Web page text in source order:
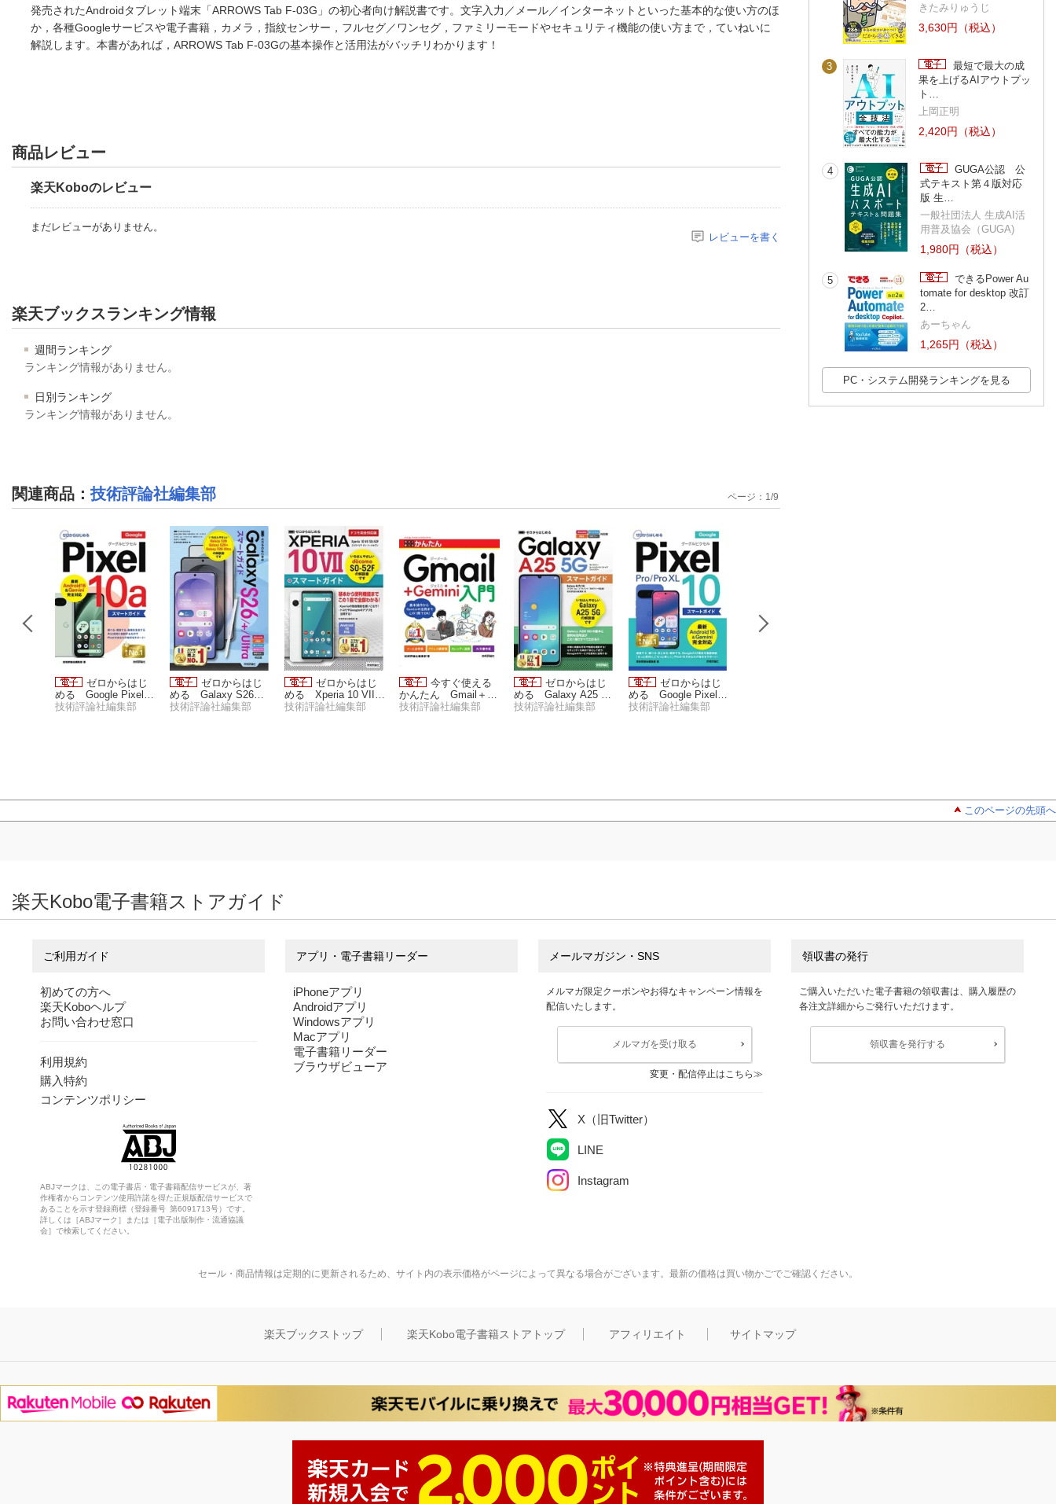
発売されたAndroidタブレット端末「ARROWS Tab F-03G」の初心者向け解説書です。文字入力／メール／インターネットといった基本的な使い方のほ
か，各種Googleサービスや電子書籍，カメラ，指紋センサー，フルセグ／ワンセグ，ファミリーモードやセキュリティ機能の使い方まで，ていねいに
解説します。本書があれば，ARROWS Tab F-03Gの基本操作と活用法がバッチリわかります！
商品レビュー
楽天Koboのレビュー
まだレビューがありません。
レビューを書く
楽天ブックスランキング情報
週間ランキング
ランキング情報がありません。
日別ランキング
ランキング情報がありません。
関連商品 ： 技術評論社編集部
ゼロからはじ
める Google Pixel 1
0a スマートガイド
技術評論社編集部
ゼロからはじ
める Galaxy S26／
S26+／S26 Ultra スマ
技術評論社編集部
ゼロからはじ
める Xperia 10 VII S
O-52F スマートガイ
技術評論社編集部
今すぐ使える
かんたん Gmail＋G
emini入門
技術評論社編集部
ゼロからはじ
める Galaxy A25 5G
スマートガイド
技術評論社編集部
ゼロからはじ
める Google Pixel 1
0／10 Pro／10 Pro X
技術評論社編集部
ページ： 1 /9
きたみりゅうじ
3,630円（税込）
3
最短で最大の成
果を上げるAIアウトプッ
ト…
上岡正明
2,420円（税込）
4
GUGA公認 公
式テキスト第４版対応
版 生…
一般社団法人 生成AI活
用普及協会（GUGA)
1,980円（税込）
5
できるPower Au
tomate for desktop 改訂
2…
あーちゃん
1,265円（税込）
PC・システム開発ランキングを見る
このページの先頭へ
楽天Kobo電子書籍ストアガイド
ご利用ガイド
初めての方へ
楽天Koboヘルプ
お問い合わせ窓口
利用規約
購入特約
コンテンツポリシー
ABJマークは、この電子書店・電子書籍配信サービスが、著
作権者からコンテンツ使用許諾を得た正規版配信サービスで
あることを示す登録商標（登録番号 第6091713号）です。
詳しくは［ABJマーク］または［電子出版制作・流通協議
会］で検索してください。
アプリ・電子書籍リーダー
iPhoneアプリ
Androidアプリ
Windowsアプリ
Macアプリ
電子書籍リーダー
ブラウザビューア
メールマガジン・SNS
メルマガ限定クーポンやお得なキャンペーン情報を
配信いたします。
メルマガを受け取る
変更・配信停止はこちら
X（旧Twitter）
LINE
Instagram
領収書の発行
ご購入いただいた電子書籍の領収書は、購入履歴の
各注文詳細からご発行いただけます。
領収書を発行する
セール・商品情報は定期的に更新されるため、サイト内の表示価格がページによって異なる場合がございます。最新の価格は買い物かごでご確認ください。
楽天ブックストップ 楽天Kobo電子書籍ストアトップ アフィリエイト サイトマップ